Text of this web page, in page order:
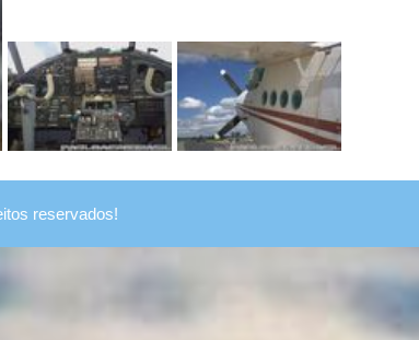
reservados!